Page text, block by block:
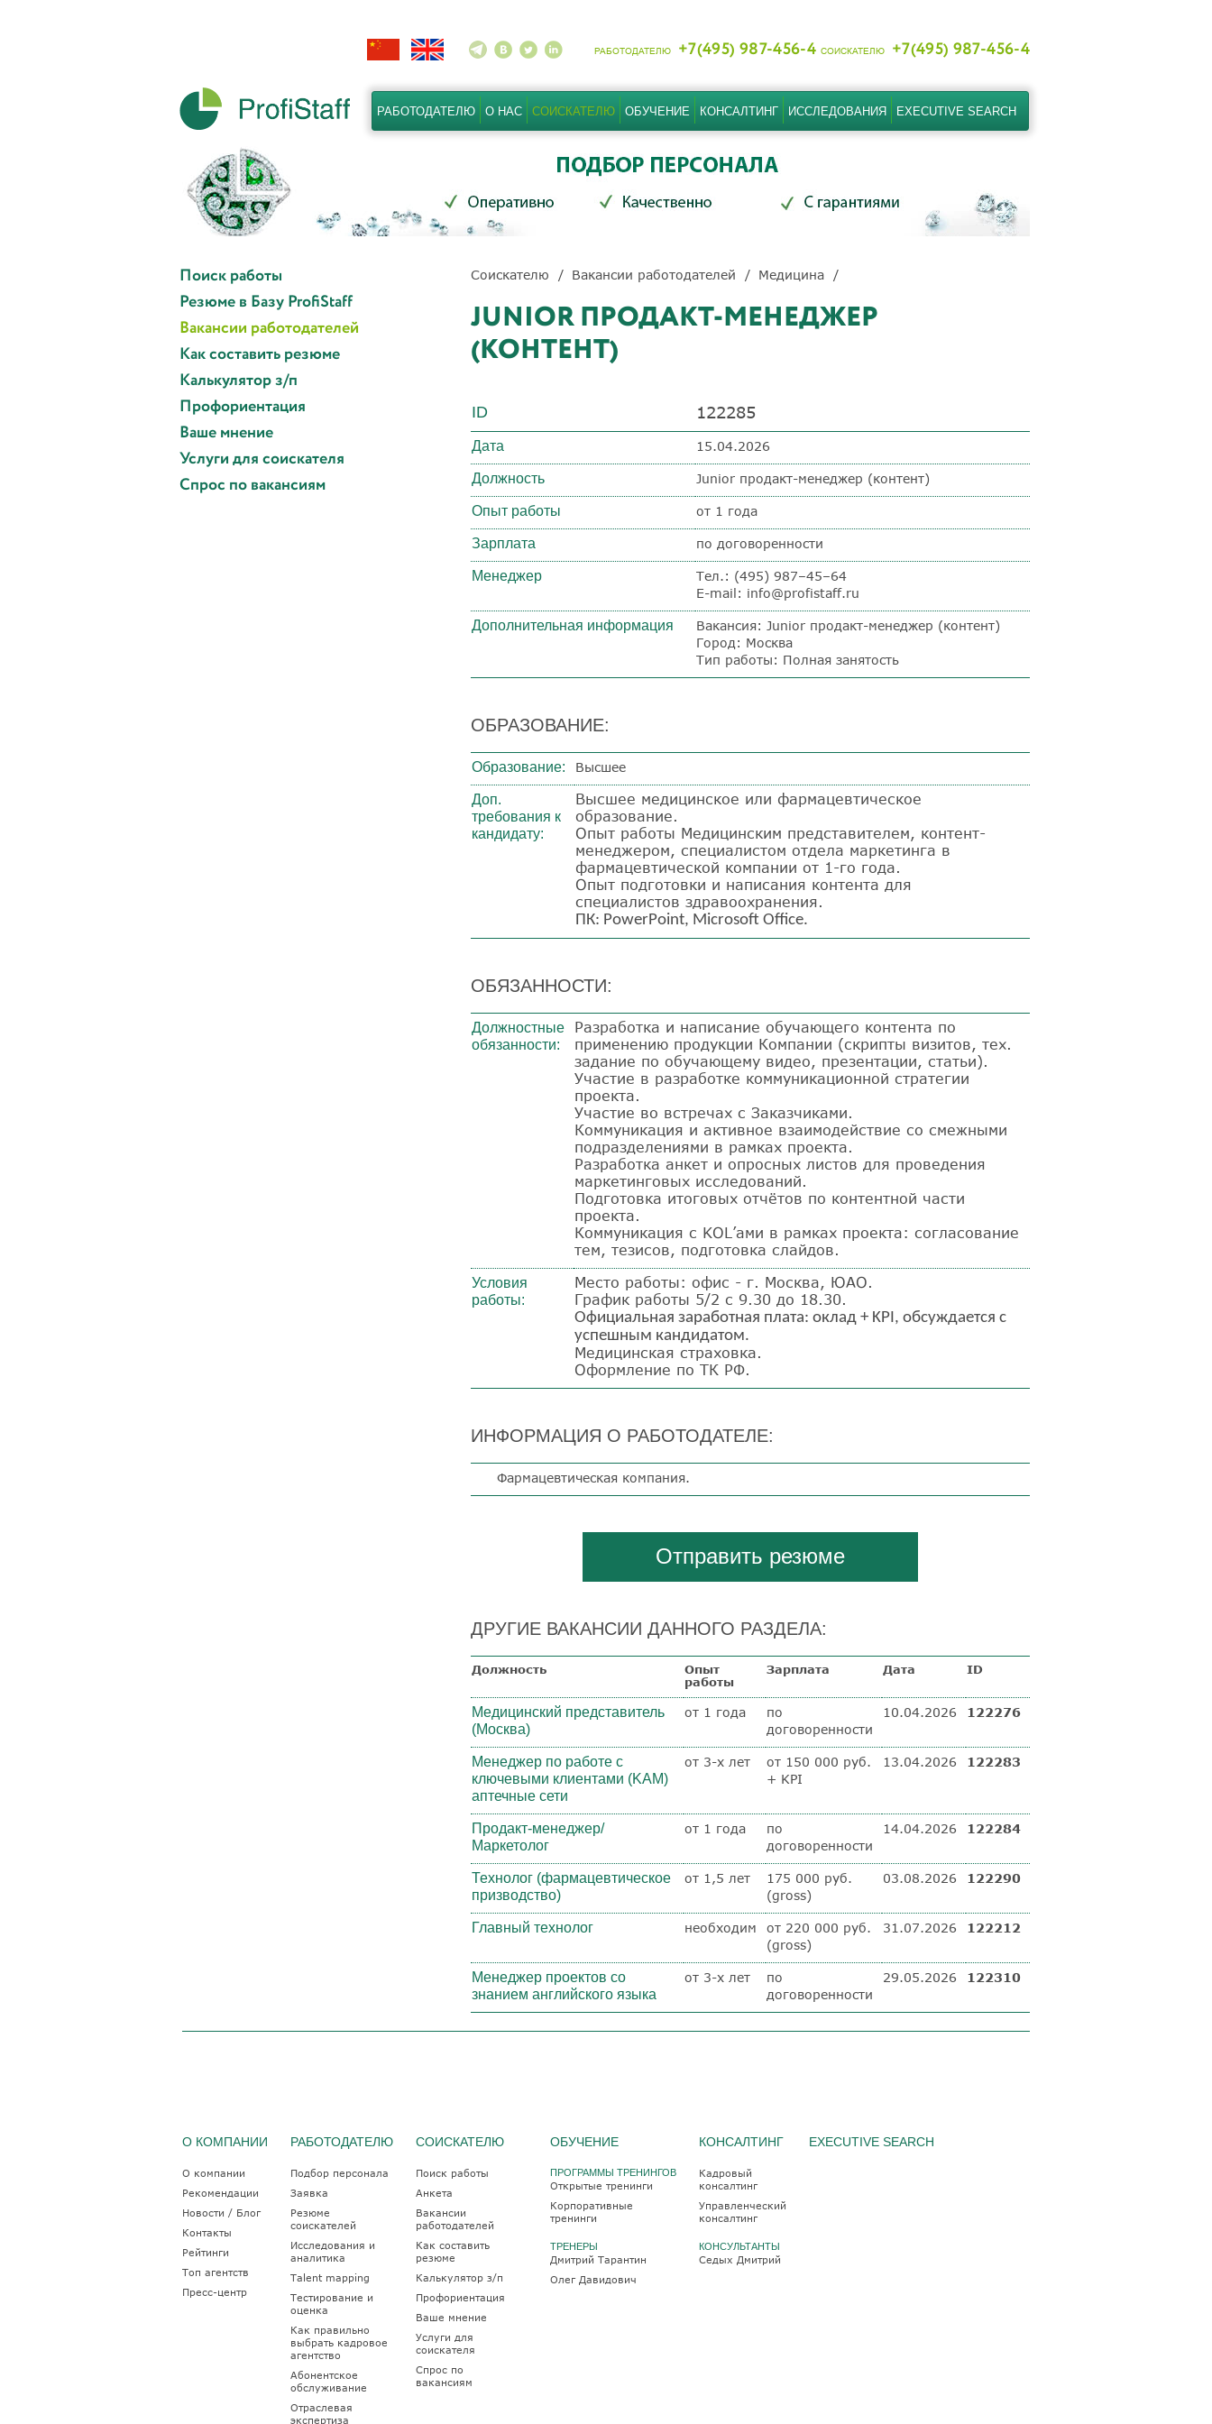
РАБОТОДАТЕЛЮ +7(495) 987-456-4 СОИСКАТЕЛЮ +7(495) 987-456-4
РАБОТОДАТЕЛЮ О НАС СОИСКАТЕЛЮ ОБУЧЕНИЕ КОНСАЛТИНГ ИССЛЕДОВАНИЯ EXECUTIVE SEARCH
Поиск работы
Резюме в Базу ProfiStaff
Вакансии работодателей
Как составить резюме
Калькулятор з/п
Профориентация
Ваше мнение
Услуги для соискателя
Спрос по вакансиям
Соискателю Вакансии работодателей Медицина
JUNIOR ПРОДАКТ-МЕНЕДЖЕР
(КОНТЕНТ)
ID 122285
Дата 15.04.2026
Должность Junior продакт-менеджер (контент)
Опыт работы от 1 года
Зарплата по договоренности
Менеджер
Тел.: (495) 987–45–64
E-mail: info@profistaff.ru
Дополнительная информация
Вакансия: Junior продакт-менеджер (контент)
Город: Москва
Тип работы: Полная занятость
ОБРАЗОВАНИЕ:
Образование: Высшее
Доп.
требования к
кандидату:
Высшее медицинское или фармацевтическое
образование.
Опыт работы Медицинским представителем, контент-
менеджером, специалистом отдела маркетинга в
фармацевтической компании от 1-го года.
Опыт подготовки и написания контента для
специалистов здравоохранения.
ПК: PowerPoint, Microsoft Office.
ОБЯЗАННОСТИ:
Должностные
обязанности:
Разработка и написание обучающего контента по
применению продукции Компании (скрипты визитов, тех.
задание по обучающему видео, презентации, статьи).
Участие в разработке коммуникационной стратегии
проекта.
Участие во встречах с Заказчиками.
Коммуникация и активное взаимодействие со смежными
подразделениями в рамках проекта.
Разработка анкет и опросных листов для проведения
маркетинговых исследований.
Подготовка итоговых отчётов по контентной части
проекта.
Коммуникация с KOL’ами в рамках проекта: согласование
тем, тезисов, подготовка слайдов.
Условия
работы:
Место работы: офис - г. Москва, ЮАО.
График работы 5/2 с 9.30 до 18.30.
Официальная заработная плата: оклад + KPI, обсуждается с
успешным кандидатом.
Медицинская страховка.
Оформление по ТК РФ.
ИНФОРМАЦИЯ О РАБОТОДАТЕЛЕ:
Фармацевтическая компания.
Отправить резюме
ДРУГИЕ ВАКАНСИИ ДАННОГО РАЗДЕЛА:
Должность
Опыт
работы
Зарплата Дата ID
Медицинский представитель
(Москва)
от 1 года
по
договоренности
10.04.2026 122276
Менеджер по работе с
ключевыми клиентами (KAM)
аптечные сети
от 3-х лет
от 150 000 руб.
+ KPI
13.04.2026 122283
Продакт-менеджер/
Маркетолог
от 1 года
по
договоренности
14.04.2026 122284
Технолог (фармацевтическое
призводство)
от 1,5 лет
175 000 руб.
(gross)
03.08.2026 122290
Главный технолог необходим
от 220 000 руб.
(gross)
31.07.2026 122212
Менеджер проектов со
знанием английского языка
от 3-х лет
по
договоренности
29.05.2026 122310
О КОМПАНИИ
О компании
Рекомендации
Новости / Блог
Контакты
Рейтинги
Топ агентств
Пресс-центр
РАБОТОДАТЕЛЮ
Подбор персонала
Заявка
Резюме
соискателей
Исследования и
аналитика
Talent mapping
Тестирование и
оценка
Как правильно
выбрать кадровое
агентство
Абонентское
обслуживание
Отраслевая
экспертиза
СОИСКАТЕЛЮ
Поиск работы
Анкета
Вакансии
работодателей
Как составить
резюме
Калькулятор з/п
Профориентация
Ваше мнение
Услуги для
соискателя
Спрос по
вакансиям
ОБУЧЕНИЕ
ПРОГРАММЫ ТРЕНИНГОВ
Открытые тренинги
Корпоративные
тренинги
ТРЕНЕРЫ
Дмитрий Тарантин
Олег Давидович
КОНСАЛТИНГ
Кадровый
консалтинг
Управленческий
консалтинг
КОНСУЛЬТАНТЫ
Седых Дмитрий
EXECUTIVE SEARCH